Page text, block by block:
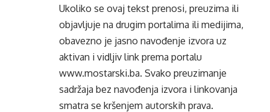
Ukoliko se ovaj tekst prenosi, preuzima ili
objavljuje na drugim portalima ili medijima,
obavezno je jasno navođenje izvora uz
aktivan i vidljiv link prema portalu
www.mostarski.ba. Svako preuzimanje
sadržaja bez navođenja izvora i linkovanja
smatra se kršenjem autorskih prava.